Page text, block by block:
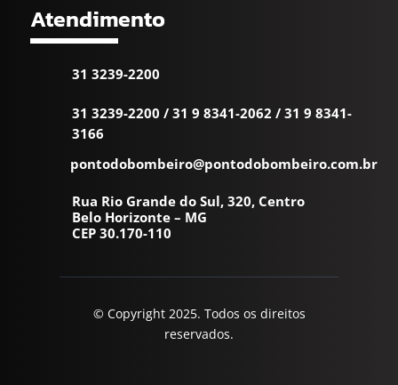
Atendimento
31 3239-2200
31 3239-2200 / 31 9 8341-2062 / 31 9 8341-
3166
pontodobombeiro@pontodobombeiro.com.br
Rua Rio Grande do Sul, 320, Centro
Belo Horizonte – MG
CEP 30.170-110
© Copyright 2025. Todos os direitos
reservados.